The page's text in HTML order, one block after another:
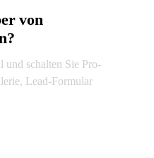
von
und schalten Sie Pro-
Lead-Formular